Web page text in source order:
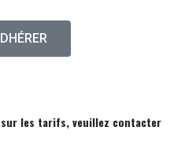
les tarifs, veuillez contacter